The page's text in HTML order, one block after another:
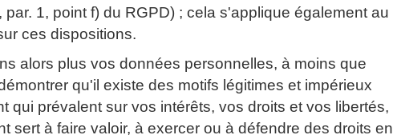
par. 1, point f) du RGPD) ; cela s'applique également au
ces dispositions.
alors plus vos données personnelles, à moins que
qu'il existe des motifs légitimes et impérieux
qui prévalent sur vos intérêts, vos droits et vos libertés,
sert à faire valoir, à exercer ou à défendre des droits en